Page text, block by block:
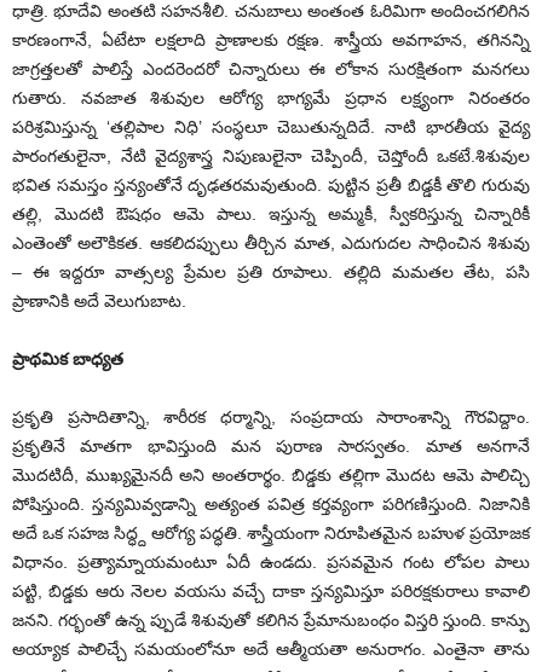
ధాత్రి. భూదేవి అంతటి సహనశీలి. చనుబాలు అంతంత ఓరిమిగా అందించగలిగిన
కారణంగానే, ఏటేటా లక్షలాది ప్రాణాలకు రక్షణ. శాస్త్రీయ అవగాహన, తగినన్ని
జాగ్రత్తలతో పాలిస్తే ఎందరెందరో చిన్నారులు ఈ లోకాన సురక్షితంగా మనగలు
గుతారు. నవజాత శిశువుల ఆరోగ్య భాగ్యమే ప్రధాన లక్ష్యంగా నిరంతరం
పరిశ్రమిస్తున్న ‘తల్లిపాల నిధి’ సంస్థలూ చెబుతున్నదిదే. నాటి భారతీయ వైద్య
పారంగతులైనా, నేటి వైద్యశాస్త్ర నిపుణులైనా చెప్పిందీ, చెప్తోందీ ఒకటే.శిశువుల
భవిత సమస్తం స్తన్యంతోనే దృఢతరమవుతుంది. పుట్టిన ప్రతీ బిడ్డకీ తొలి గురువు
తల్లి, మొదటి ఔషధం ఆమె పాలు. ఇస్తున్న అమ్మకీ, స్వీకరిస్తున్న చిన్నారికీ
ఎంతెంతో అలౌకికత. ఆకలిదప్పులు తీర్చిన మాత, ఎదుగుదల సాధించిన శిశువు
– ఈ ఇద్దరూ వాత్సల్య ప్రేమల ప్రతి రూపాలు. తల్లిది మమతల తేట, పసి
ప్రాణానికి అదే వెలుగుబాట.
ప్రాథమిక బాధ్యత
ప్రకృతి ప్రసాదితాన్ని, శారీరక ధర్మాన్ని, సంప్రదాయ సారాంశాన్ని గౌరవిద్దాం.
ప్రకృతినే మాతగా భావిస్తుంది మన పురాణ సారస్వతం. మాత అనగానే
మొదటిదీ, ముఖ్యమైనదీ అని అంతరార్థం. బిడ్డకు తల్లిగా మొదట ఆమె పాలిచ్చి
పోషిస్తుంది. స్తన్యమివ్వడాన్ని అత్యంత పవిత్ర కర్తవ్యంగా పరిగణిస్తుంది. నిజానికి
అదే ఒక సహజ సిద్ధ్ద ఆరోగ్య పద్ధతి. శాస్త్రీయంగా నిరూపితమైన బహుళ ప్రయోజక
విధానం. ప్రత్యామ్నాయమంటూ ఏదీ ఉండదు. ప్రసవమైన గంట లోపల పాలు
పట్టి, బిడ్డకు ఆరు నెలల వయసు వచ్చే దాకా స్తన్యమిస్తూ పరిరక్షకురాలు కావాలి
జనని. గర్భంతో ఉన్న ప్పుడే శిశువుతో కలిగిన ప్రేమానుబంధం విస్తరి స్తుంది. కాన్పు
అయ్యాక పాలిచ్చే సమయంలోనూ అదే ఆత్మీయతా అనురాగం. ఎంతైనా తాను